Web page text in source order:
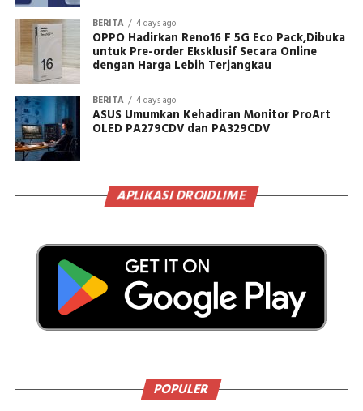
BERITA 4 days ago
OPPO Hadirkan Reno16 F 5G Eco Pack,Dibuka
untuk Pre-order Eksklusif Secara Online
dengan Harga Lebih Terjangkau
BERITA 4 days ago
ASUS Umumkan Kehadiran Monitor ProArt
OLED PA279CDV dan PA329CDV
APLIKASI DROIDLIME
POPULER